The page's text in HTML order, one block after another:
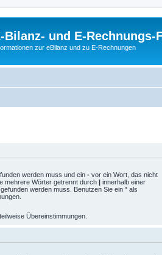
Bilanz- und E-Rechnungs-
zur eBilanz und zu E-Rechnungen
werden muss und ein - vor ein Wort, das nicht
mehrere Wörter getrennt durch | innerhalb einer
werden muss. Benutzen Sie ein * als
Übereinstimmungen.